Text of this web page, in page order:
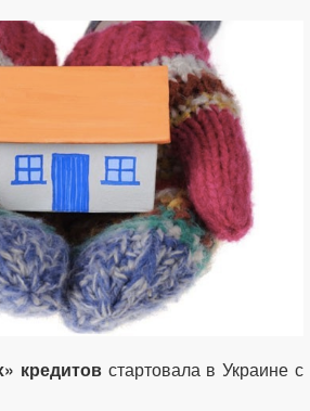
кредитов стартовала в Украине с